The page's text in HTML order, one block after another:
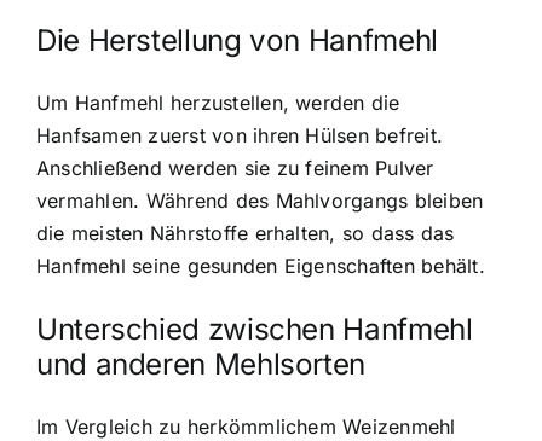
Die Herstellung von Hanfmehl
Um Hanfmehl herzustellen, werden die
Hanfsamen zuerst von ihren Hülsen befreit.
Anschließend werden sie zu feinem Pulver
vermahlen. Während des Mahlvorgangs bleiben
die meisten Nährstoffe erhalten, so dass das
Hanfmehl seine gesunden Eigenschaften behält.
Unterschied zwischen Hanfmehl
und anderen Mehlsorten
Im Vergleich zu herkömmlichem Weizenmehl